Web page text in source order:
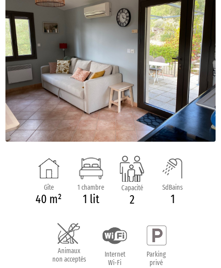
Gîte
40 m²
1 chambre
1 lit
Capacité
2
SdBains
1
Animaux
non acceptés
Internet
Wi-Fi
Parking
privé